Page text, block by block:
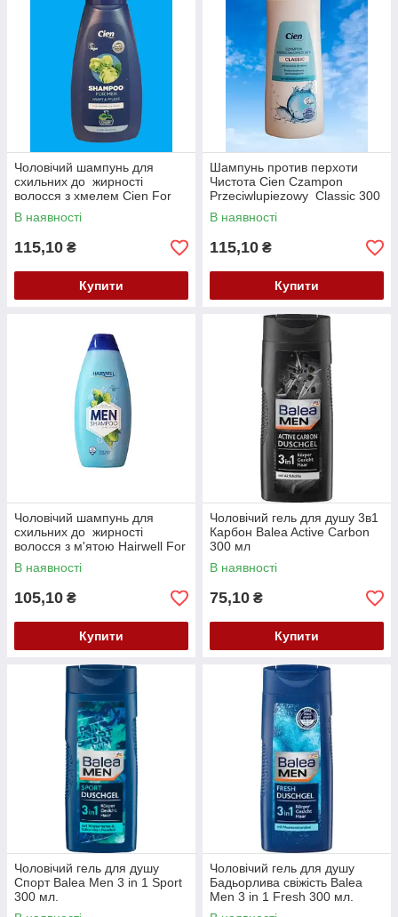
Чоловічий шампунь для
схильних до жирності
волосся з хмелем Cien For
Men Shampon 500 мл
В наявності
115,10 ₴
Купити
Шампунь против перхоти
Чистота Cien Czampon
Przeciwlupiezowy Classic 300
мл.
В наявності
115,10 ₴
Купити
Чоловічий шампунь для
схильних до жирності
волосся з м'ятою Hairwell For
Men Shampoo 500 мл
В наявності
105,10 ₴
Купити
Чоловічий гель для душу 3в1
Карбон Balea Active Carbon
300 мл
В наявності
75,10 ₴
Купити
Чоловічий гель для душу
Спорт Balea Men 3 in 1 Sport
300 мл.
Чоловічий гель для душу
Бадьорлива свіжість Balea
Men 3 in 1 Fresh 300 мл.